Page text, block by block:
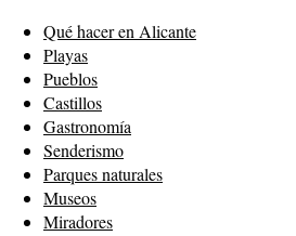
Qué hacer en Alicante
Playas
Pueblos
Castillos
Gastronomía
Senderismo
Parques naturales
Museos
Miradores